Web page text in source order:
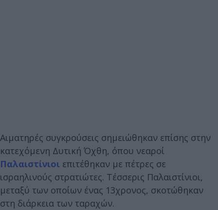
Αιματηρές συγκρούσεις σημειώθηκαν επίσης στην
κατεχόμενη Δυτική Όχθη, όπου νεαροί
Παλαιστίνιοι επιτέθηκαν με πέτρες σε
ισραηλινούς στρατιώτες. Τέσσερις Παλαιστίνιοι,
μεταξύ των οποίων ένας 13χρονος, σκοτώθηκαν
στη διάρκεια των ταραχών.